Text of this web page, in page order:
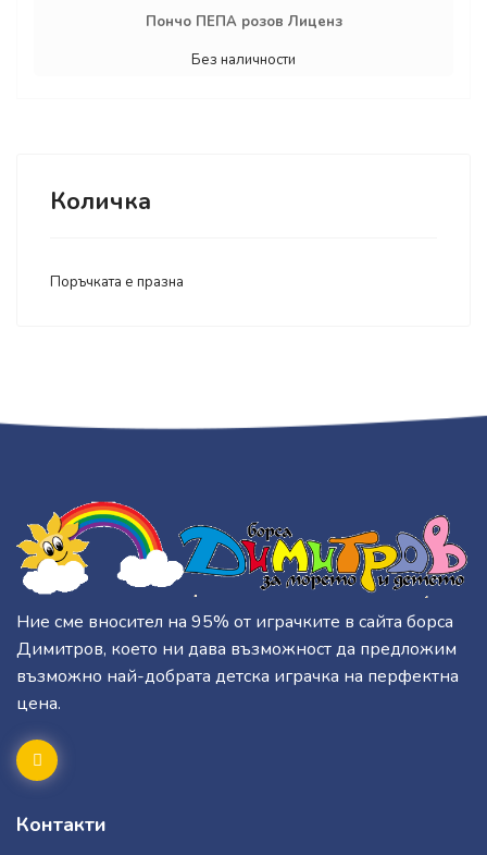
Пончо ПЕПА розов Лиценз
Без наличности
Количка
Поръчката е празна
Ние сме вносител на 95% от играчките в сайта борса
Димитров, което ни дава възможност да предложим
възможно най-добрата детска играчка на перфектна
цена.
Контакти